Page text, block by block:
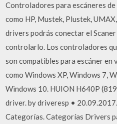
Controladores para escáneres
como HP, Mustek, Plustek,
drivers podrás conectar el
controlarlo. Los controladores
son compatibles para escáner
como Windows XP, Windows 7,
Windows 10. HUION H640P
driver. by driveresp •
Categorías. Categorías Drivers